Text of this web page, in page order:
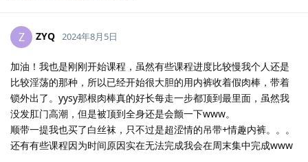
Z ZYQ 2024年8月5日
加油！我也是刚刚开始课程，虽然有些课程进度比较慢我个人还是
比较淫荡的那种，所以已经开始很大胆的用内裤收着假肉棒，带着
锁外出了。yysy那根肉棒真的好长每走一步都顶到最里面，虽然我
没发肛门高潮，但是被顶到全身还是会颤一下www。
顺带一提我也买了白丝袜，只不过是超涩情的吊带+情趣内裤。。。
还有有些课程因为时间原因实在无法完成我会在周末集中完成www